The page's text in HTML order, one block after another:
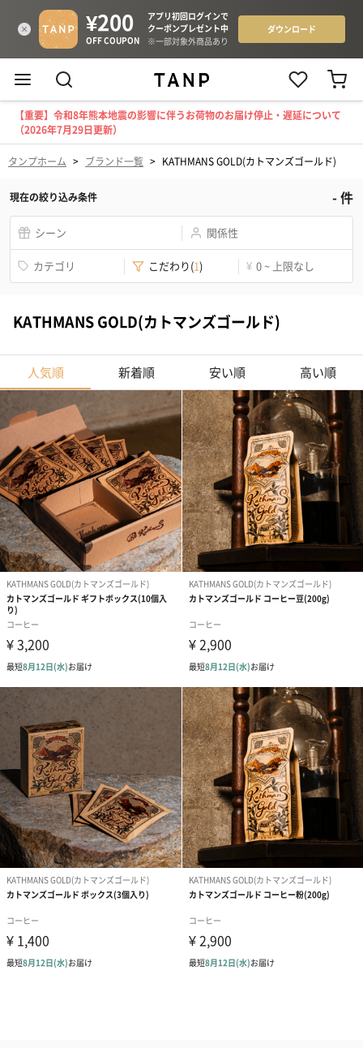
【重要】令和8年熊本地震の影響に伴うお荷物のお届け停止・遅延について
（2026年7月29日更新）
タンプホーム > ブランド一覧 > KATHMANS GOLD(カトマンズゴールド)
現在の絞り込み条件 -件
シーン 関係性
カテゴリ こだわり(1) ¥ 0 ~ 上限なし
KATHMANS GOLD(カトマンズゴールド)
人気順 新着順 安い順 高い順